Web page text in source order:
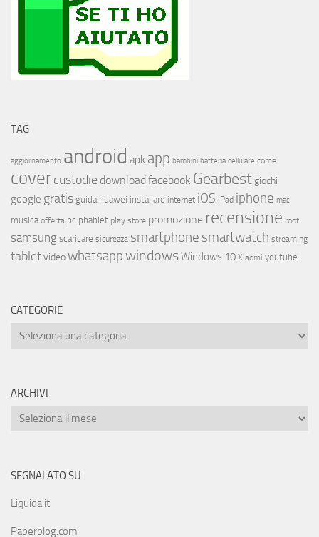
TAG
aggiornamento android apk app bambini batteria cellulare come
covercustodie download facebook Gearbest giochi
google gratis guida huawei installare internet iOS iPad iphone mac
musica offerta pc phablet play store promozione recensione root
samsungscaricare sicurezza smartphone smartwatch streaming
tabletvideowhatsappwindowsWindows 10 Xiaomi youtube
CATEGORIE
ARCHIVI
SEGNALATO SU
Liquida.it
Paperblog.com